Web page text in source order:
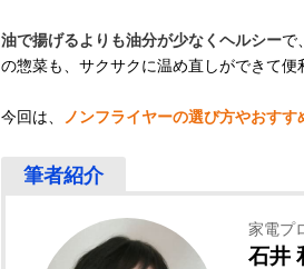
油で揚げるよりも油分が少なくヘルシーで
の惣菜も、サクサクに温め直しができて便
今回は、 ノンフライヤーの選び方やおすす
家電プ
石井